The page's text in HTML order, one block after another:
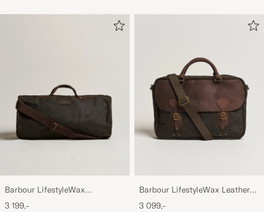
Barbour LifestyleWax
HoldallOlive
3 199,-
Barbour LifestyleWax Leather
Briefcase Olive
3 099,-